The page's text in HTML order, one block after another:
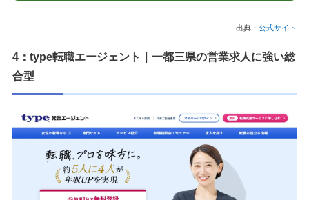
出典： 公式サイト
4：type転職エージェント｜一都三県の営業求人に強い総
合型